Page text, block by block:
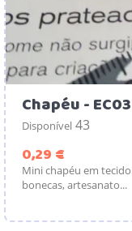
Chapéu -
Disponível 43
0,29 €
Mini chapéu em
bonecas, artesanato...